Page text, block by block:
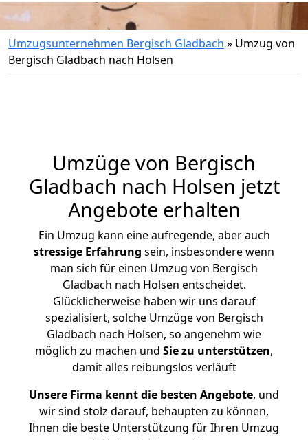
Umzugsunternehmen Bergisch Gladbach » Umzug von
Bergisch Gladbach nach Holsen
Umzüge von Bergisch
Gladbach nach Holsen jetzt
Angebote erhalten
Ein Umzug kann eine aufregende, aber auch
stressige Erfahrung sein, insbesondere wenn
man sich für einen Umzug von Bergisch
Gladbach nach Holsen entscheidet.
Glücklicherweise haben wir uns darauf
spezialisiert, solche Umzüge von Bergisch
Gladbach nach Holsen, so angenehm wie
möglich zu machen und Sie zu unterstützen,
damit alles reibungslos verläuft
Unsere Firma kennt die besten Angebote, und
wir sind stolz darauf, behaupten zu können,
Ihnen die beste Unterstützung für Ihren Umzug